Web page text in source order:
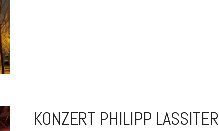
KONZERT PHILIPP LASSITER